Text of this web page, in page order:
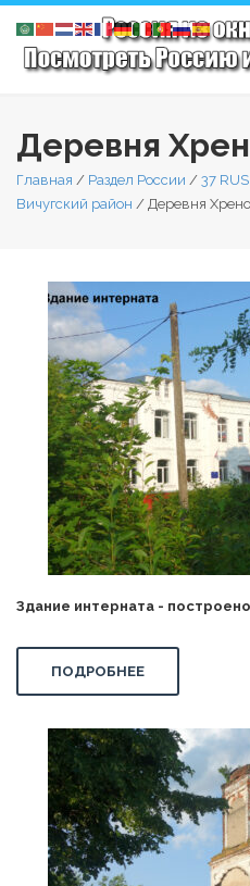
Деревня
Главная / Раздел России / 37
Вичугский район / Деревня
Здание интерната - построено
ПОДРОБНЕЕ